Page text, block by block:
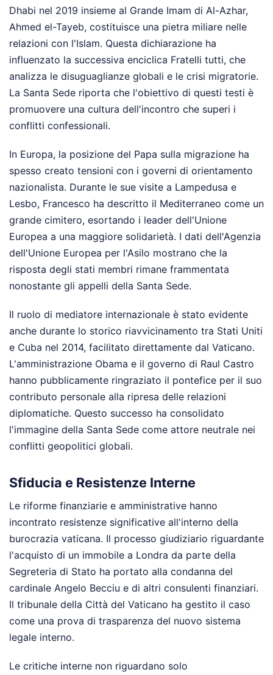
Dhabi nel 2019 insieme al Grande Imam di Al-Azhar,
Ahmed el-Tayeb, costituisce una pietra miliare nelle
relazioni con l'Islam. Questa dichiarazione ha
influenzato la successiva enciclica Fratelli tutti, che
analizza le disuguaglianze globali e le crisi migratorie.
La Santa Sede riporta che l'obiettivo di questi testi è
promuovere una cultura dell'incontro che superi i
conflitti confessionali.
In Europa, la posizione del Papa sulla migrazione ha
spesso creato tensioni con i governi di orientamento
nazionalista. Durante le sue visite a Lampedusa e
Lesbo, Francesco ha descritto il Mediterraneo come un
grande cimitero, esortando i leader dell'Unione
Europea a una maggiore solidarietà. I dati dell'Agenzia
dell'Unione Europea per l'Asilo mostrano che la
risposta degli stati membri rimane frammentata
nonostante gli appelli della Santa Sede.
Il ruolo di mediatore internazionale è stato evidente
anche durante lo storico riavvicinamento tra Stati Uniti
e Cuba nel 2014, facilitato direttamente dal Vaticano.
L'amministrazione Obama e il governo di Raul Castro
hanno pubblicamente ringraziato il pontefice per il suo
contributo personale alla ripresa delle relazioni
diplomatiche. Questo successo ha consolidato
l'immagine della Santa Sede come attore neutrale nei
conflitti geopolitici globali.
Sfiducia e Resistenze Interne
Le riforme finanziarie e amministrative hanno
incontrato resistenze significative all'interno della
burocrazia vaticana. Il processo giudiziario riguardante
l'acquisto di un immobile a Londra da parte della
Segreteria di Stato ha portato alla condanna del
cardinale Angelo Becciu e di altri consulenti finanziari.
Il tribunale della Città del Vaticano ha gestito il caso
come una prova di trasparenza del nuovo sistema
legale interno.
Le critiche interne non riguardano solo